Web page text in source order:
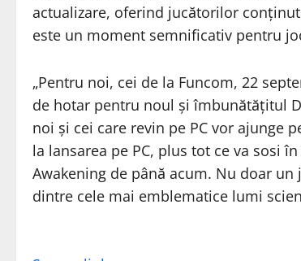
actualizare, oferind jucătorilor
este un moment semnificativ pentru
„Pentru noi, cei de la Funcom, 22
de hotar pentru noul și îmbunătățitul
noi și cei care revin pe PC vor ajunge
la lansarea pe PC, plus tot ce va sosi
Awakening de până acum. Nu doar
dintre cele mai emblematice lumi